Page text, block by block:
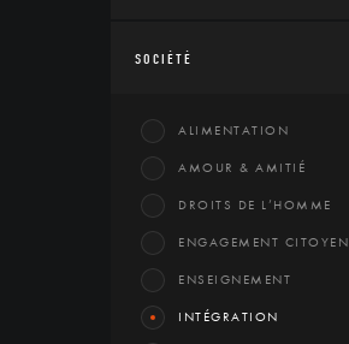
SOCIÉTÉ
ALIMENTATION
AMOUR & AMITIÉ
DROITS DE L’HOMME
ENGAGEMENT CITOYEN
ENSEIGNEMENT
INTÉGRATION